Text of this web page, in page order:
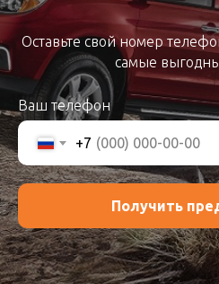
Оставьте свой номер
самые
Ваш телефон
+7
Получить